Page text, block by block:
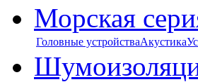
Морская
Головные устройстваАкустика